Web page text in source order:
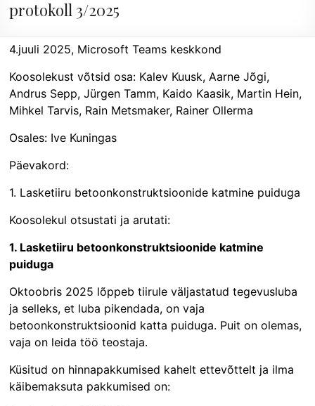
protokoll 3/2025
4.juuli 2025, Microsoft Teams keskkond
Koosolekust võtsid osa: Kalev Kuusk, Aarne Jõgi,
Andrus Sepp, Jürgen Tamm, Kaido Kaasik, Martin Hein,
Mihkel Tarvis, Rain Metsmaker, Rainer Ollerma
Osales: Ive Kuningas
Päevakord:
1. Lasketiiru betoonkonstruktsioonide katmine puiduga
Koosolekul otsustati ja arutati:
1. Lasketiiru betoonkonstruktsioonide katmine
puiduga
Oktoobris 2025 lõppeb tiirule väljastatud tegevusluba
ja selleks, et luba pikendada, on vaja
betoonkonstruktsioonid katta puiduga. Puit on olemas,
vaja on leida töö teostaja.
Küsitud on hinnapakkumised kahelt ettevõttelt ja ilma
käibemaksuta pakkumised on: